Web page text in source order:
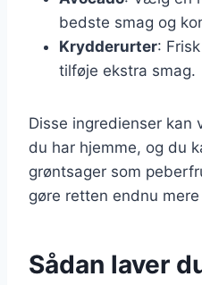
bedste smag og
Krydderurter:
tilføje ekstra smag.
Disse ingredienser kan
du har hjemme, og du
grøntsager som
gøre retten endnu
Sådan laver